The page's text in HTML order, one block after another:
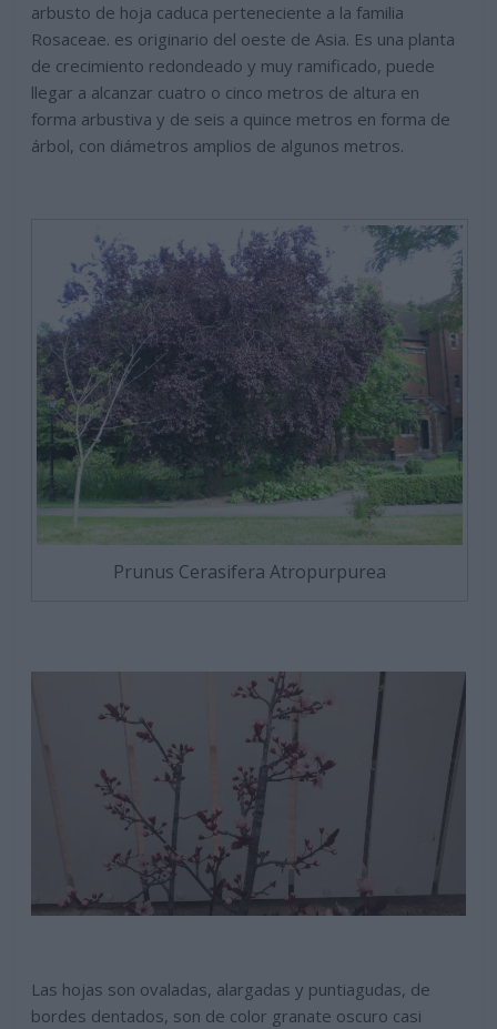
arbusto de hoja caduca perteneciente a la familia
Rosaceae. es originario del oeste de Asia. Es una planta
de crecimiento redondeado y muy ramificado, puede
llegar a alcanzar cuatro o cinco metros de altura en
forma arbustiva y de seis a quince metros en forma de
árbol, con diámetros amplios de algunos metros.
Prunus Cerasifera Atropurpurea
Las hojas son ovaladas, alargadas y puntiagudas, de
bordes dentados, son de color granate oscuro casi